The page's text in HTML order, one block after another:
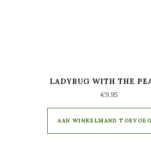
LADYBUG WITH THE
€9,95
AAN WINKELMAND